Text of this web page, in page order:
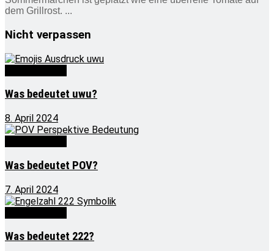
dem Grillrost. ...
Nicht verpassen
Was bedeutet uwu?
8. April 2024
Was bedeutet POV?
7. April 2024
Was bedeutet 222?